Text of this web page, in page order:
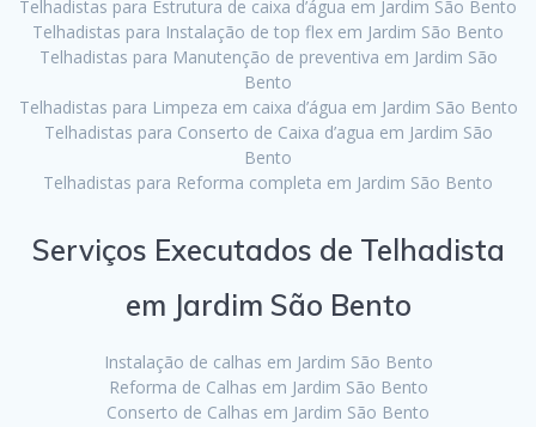
Telhadistas para Estrutura de caixa d’água em Jardim São Bento
Telhadistas para Instalação de top flex em Jardim São Bento
Telhadistas para Manutenção de preventiva em Jardim São
Bento
Telhadistas para Limpeza em caixa d’água em Jardim São Bento
Telhadistas para Conserto de Caixa d’agua em Jardim São
Bento
Telhadistas para Reforma completa em Jardim São Bento
Serviços Executados de Telhadista
em Jardim São Bento
Instalação de calhas em Jardim São Bento
Reforma de Calhas em Jardim São Bento
Conserto de Calhas em Jardim São Bento